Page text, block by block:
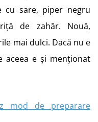
cu sare, piper negru
de zahăr. Nouă,
mai dulci. Dacă nu e
aceea e și menționat